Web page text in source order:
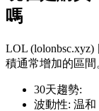
美股、外匯
嗎
LOL
積通常增加的區間
30天趨勢:
波動性: 温和